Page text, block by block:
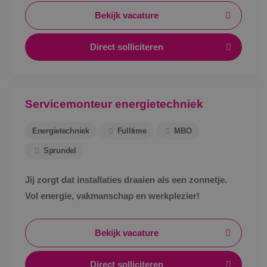
Bekijk vacature
Direct solliciteren
Servicemonteur energietechniek
Energietechniek Fulltime MBO
Sprundel
Jij zorgt dat installaties draaien als een zonnetje.
Vol energie, vakmanschap en werkplezier!
Bekijk vacature
Direct solliciteren